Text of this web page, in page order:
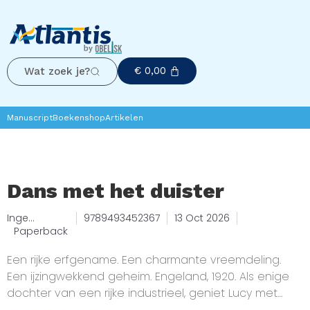
Wat zoek je? € 0,00
ManuscriptBoekenshopArtikelen
Dans met het duister
Inge
Sleegers
9789493452367
13 Oct 2026
Paperback
Een rijke erfgename. Een charmante vreemdeling.
Een ijzingwekkend geheim. Engeland, 1920. Als enige
dochter van een rijke industrieel, geniet Lucy met